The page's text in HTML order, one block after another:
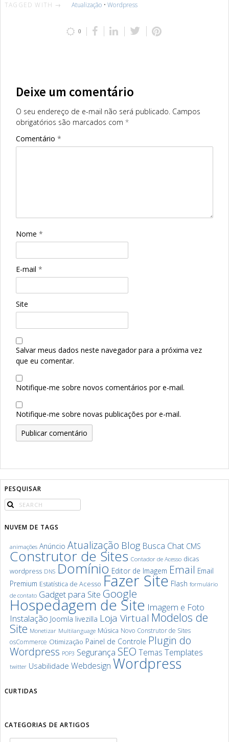
TAGGED WITH → Atualização • Wordpress
0
Deixe um comentário
O seu endereço de e-mail não será publicado. Campos
obrigatórios são marcados com *
Comentário *
Nome *
E-mail *
Site
Salvar meus dados neste navegador para a próxima vez
que eu comentar.
Notifique-me sobre novos comentários por e-mail.
Notifique-me sobre novas publicações por e-mail.
PESQUISAR
NUVEM DE TAGS
animações Anúncio Atualização Blog Busca Chat CMS
Construtor de Sites Contador de Acesso dicas
wordpress DNS Domínio Editor de Imagem Email Email
Premium Estatística de Acesso Fazer Site Flash formulário
de contato Gadget para Site Google
Hospedagem de Site Imagem e Foto
Instalação Joomla livezilla Loja Virtual Modelos de
Site Monetizar Multilanguage Música Novo Construtor de Sites
osCommerce Otimização Painel de Controle Plugin do
Wordpress POP3 Segurança SEO Temas Templates
twitter Usabilidade Webdesign Wordpress
CURTIDAS
CATEGORIAS DE ARTIGOS